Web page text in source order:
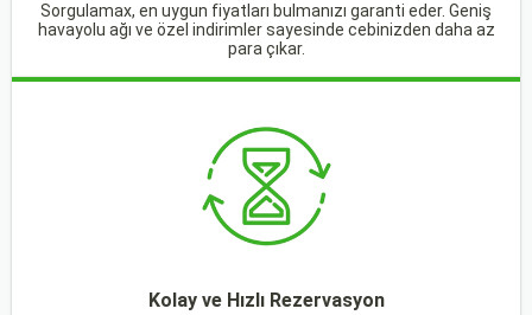
Sorgulamax, en uygun fiyatları bulmanızı garanti eder. Geniş
havayolu ağı ve özel indirimler sayesinde cebinizden daha az
para çıkar.
Kolay ve Hızlı Rezervasyon